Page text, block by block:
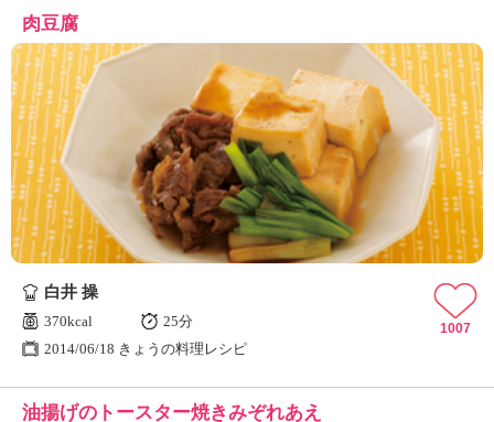
肉豆腐
白井 操
370kcal
25分
2014/06/18 きょうの料理レシピ
1007
油揚げのトースター焼きみぞれあえ